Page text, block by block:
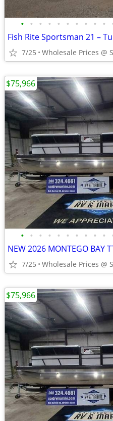
• • • • • • • • • •
Fish Rite Sportsman 21 –
7/25
• • • • • • • • • •
7/25
$75,966
$75,966